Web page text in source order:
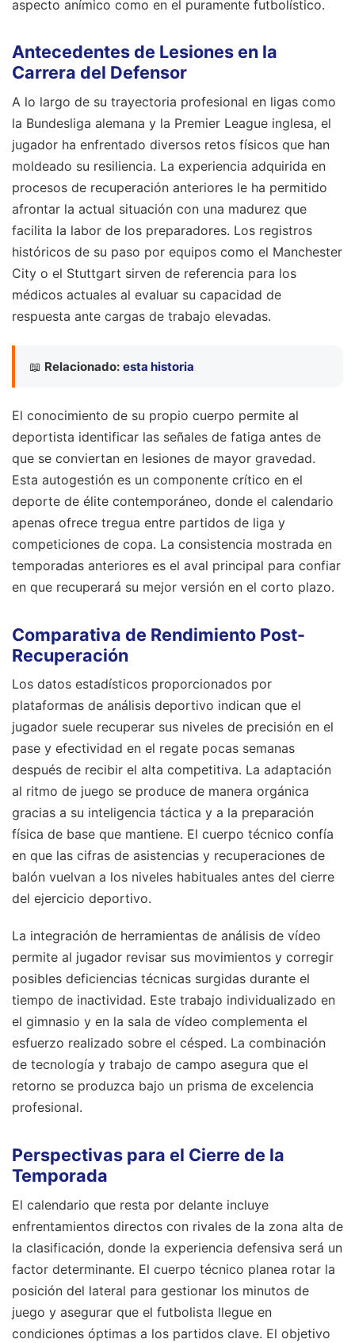
aspecto anímico como en el puramente futbolístico.
Antecedentes de Lesiones en la
Carrera del Defensor
A lo largo de su trayectoria profesional en ligas como
la Bundesliga alemana y la Premier League inglesa, el
jugador ha enfrentado diversos retos físicos que han
moldeado su resiliencia. La experiencia adquirida en
procesos de recuperación anteriores le ha permitido
afrontar la actual situación con una madurez que
facilita la labor de los preparadores. Los registros
históricos de su paso por equipos como el Manchester
City o el Stuttgart sirven de referencia para los
médicos actuales al evaluar su capacidad de
respuesta ante cargas de trabajo elevadas.
📖 Relacionado: esta historia
El conocimiento de su propio cuerpo permite al
deportista identificar las señales de fatiga antes de
que se conviertan en lesiones de mayor gravedad.
Esta autogestión es un componente crítico en el
deporte de élite contemporáneo, donde el calendario
apenas ofrece tregua entre partidos de liga y
competiciones de copa. La consistencia mostrada en
temporadas anteriores es el aval principal para confiar
en que recuperará su mejor versión en el corto plazo.
Comparativa de Rendimiento Post-
Recuperación
Los datos estadísticos proporcionados por
plataformas de análisis deportivo indican que el
jugador suele recuperar sus niveles de precisión en el
pase y efectividad en el regate pocas semanas
después de recibir el alta competitiva. La adaptación
al ritmo de juego se produce de manera orgánica
gracias a su inteligencia táctica y a la preparación
física de base que mantiene. El cuerpo técnico confía
en que las cifras de asistencias y recuperaciones de
balón vuelvan a los niveles habituales antes del cierre
del ejercicio deportivo.
La integración de herramientas de análisis de vídeo
permite al jugador revisar sus movimientos y corregir
posibles deficiencias técnicas surgidas durante el
tiempo de inactividad. Este trabajo individualizado en
el gimnasio y en la sala de vídeo complementa el
esfuerzo realizado sobre el césped. La combinación
de tecnología y trabajo de campo asegura que el
retorno se produzca bajo un prisma de excelencia
profesional.
Perspectivas para el Cierre de la
Temporada
El calendario que resta por delante incluye
enfrentamientos directos con rivales de la zona alta de
la clasificación, donde la experiencia defensiva será un
factor determinante. El cuerpo técnico planea rotar la
posición del lateral para gestionar los minutos de
juego y asegurar que el futbolista llegue en
condiciones óptimas a los partidos clave. El objetivo